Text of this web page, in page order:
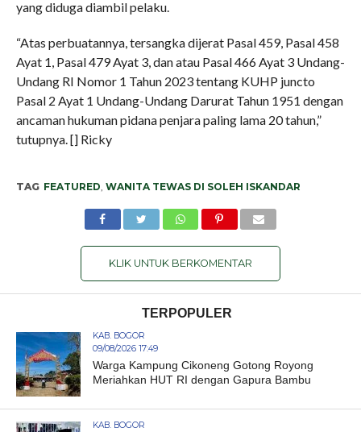
yang diduga diambil pelaku.
“Atas perbuatannya, tersangka dijerat Pasal 459, Pasal 458
Ayat 1, Pasal 479 Ayat 3, dan atau Pasal 466 Ayat 3 Undang-
Undang RI Nomor 1 Tahun 2023 tentang KUHP juncto
Pasal 2 Ayat 1 Undang-Undang Darurat Tahun 1951 dengan
ancaman hukuman pidana penjara paling lama 20 tahun,”
tutupnya. [] Ricky
TAG FEATURED, WANITA TEWAS DI SOLEH ISKANDAR
KLIK UNTUK BERKOMENTAR
TERPOPULER
KAB. BOGOR
09/08/2026 17:49
Warga Kampung Cikoneng Gotong Royong
Meriahkan HUT RI dengan Gapura Bambu
KAB. BOGOR